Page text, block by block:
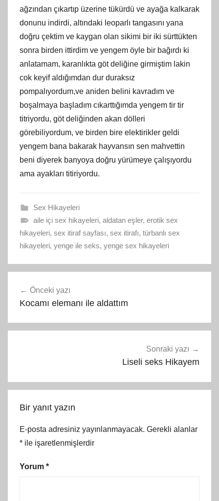
ağzından çıkartıp üzerine tükürdü ve ayağa kalkarak
donunu indirdi, altındaki leoparlı tangasını yana
doğru çektim ve kaygan olan sikimi bir iki sürttükten
sonra birden ittirdim ve yengem öyle bir bağırdı ki
anlatamam, karanlıkta göt deliğine girmiştim lakin
cok keyif aldığımdan dur duraksız
pompalıyordum,ve aniden belini kavradım ve
boşalmaya başladım cıkarttığımda yengem tir tir
titriyordu, göt deliğinden akan dölleri
görebiliyordum, ve birden bire elektirikler geldi
yengem bana bakarak hayvansın sen mahvettin
beni diyerek banyoya doğru yürümeye çalışıyordu
ama ayakları titiriyordu.
Sex Hikayeleri
aile içi sex hikayeleri, aldatan eşler, erotik sex
hikayeleri, sex itiraf sayfası, sex itirafı, türbanlı sex
hikayeleri, yenge ile seks, yenge sex hikayeleri
gezinmesi
Önceki yazı
Kocamı elemanı ile aldattım
Sonraki yazı
Liseli seks Hikayem
Bir yanıt yazın
E-posta adresiniz yayınlanmayacak. Gerekli alanlar
* ile işaretlenmişlerdir
Yorum *